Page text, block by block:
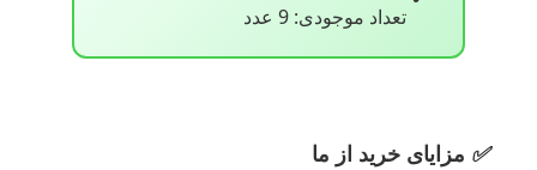
تعداد موجودی: 9 عدد
✅ مزایای خرید از ما